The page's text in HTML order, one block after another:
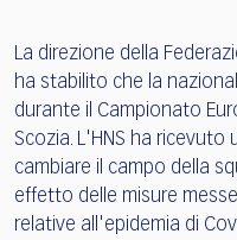
La direzione della
ha stabilito che la
durante il Campionato
Scozia. L'HNS ha ricevuto
cambiare il campo della
effetto delle misure
relative all'epidemia di